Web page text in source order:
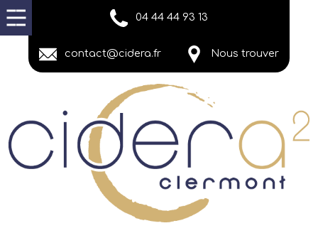
04 44 44 93 13
contact@cidera.fr Nous trouver